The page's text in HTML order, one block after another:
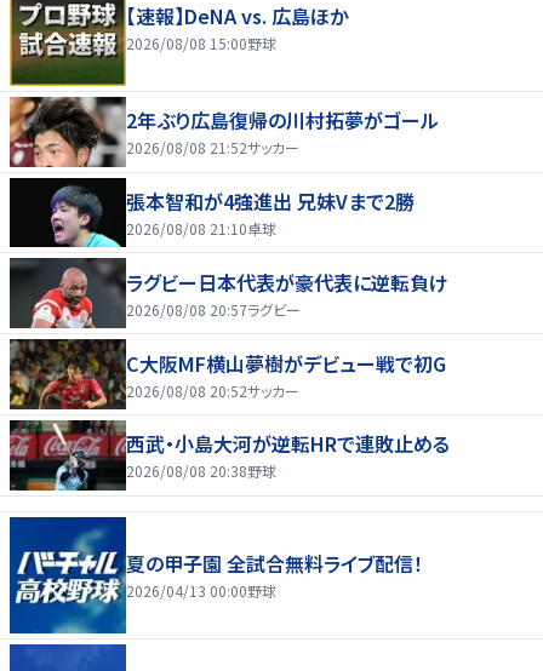
【速報】DeNA vs. 広島ほか
2026/08/08 15:00野球
2年ぶり広島復帰の川村拓夢がゴール
2026/08/08 21:52サッカー
張本智和が4強進出 兄妹Vまで2勝
2026/08/08 21:10卓球
ラグビー日本代表が豪代表に逆転負け
2026/08/08 20:57ラグビー
C大阪MF横山夢樹がデビュー戦で初G
2026/08/08 20:52サッカー
西武・小島大河が逆転HRで連敗止める
2026/08/08 20:38野球
夏の甲子園 全試合無料ライブ配信！
2026/04/13 00:00野球